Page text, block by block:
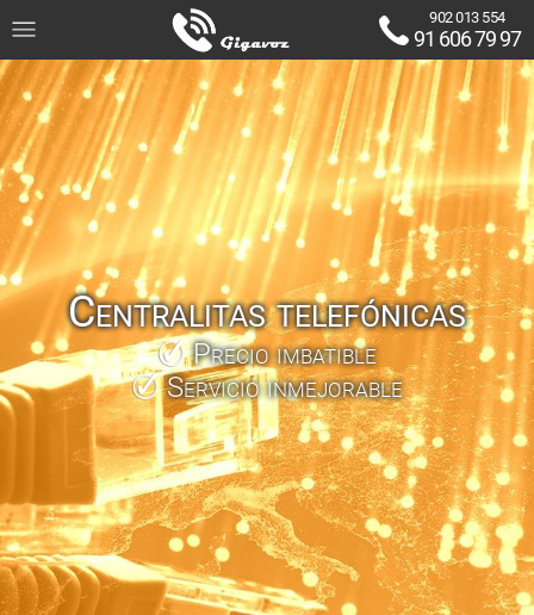
902 013 554
91 606 79 97
Centralitas telefónicas
Precio imbatible
Servicio inmejorable